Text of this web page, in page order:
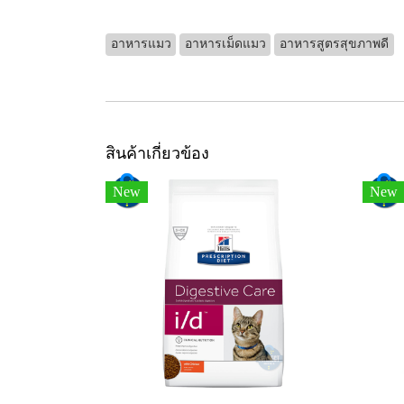
อาหารแมว อาหารเม็ดแมว อาหารสูตรสุขภาพดี
สินค้าเกี่ยวข้อง
New New